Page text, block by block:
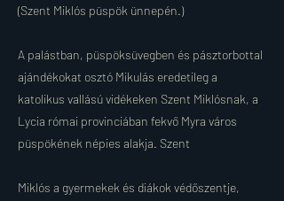
(Szent Miklós püspök ünnepén.)
A palástban, püspöksüvegben és pásztorbottal
ajándékokat osztó Mikulás eredetileg a
katolikus vallású vidékeken Szent Miklósnak, a
Lycia római provinciában fekvő Myra város
püspökének népies alakja. Szent
Miklós a gyermekek és diákok védőszentje,